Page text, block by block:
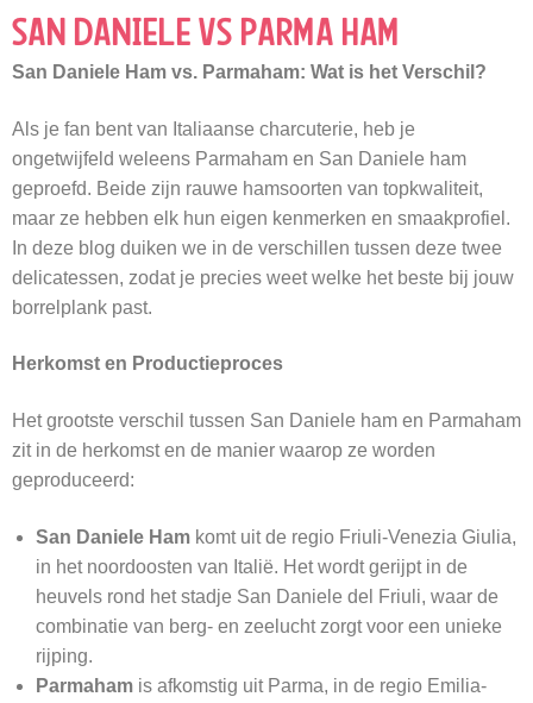
SAN DANIELE VS PARMA HAM
San Daniele Ham vs. Parmaham: Wat is het Verschil?
Als je fan bent van Italiaanse charcuterie, heb je
ongetwijfeld weleens Parmaham en San Daniele ham
geproefd. Beide zijn rauwe hamsoorten van topkwaliteit,
maar ze hebben elk hun eigen kenmerken en smaakprofiel.
In deze blog duiken we in de verschillen tussen deze twee
delicatessen, zodat je precies weet welke het beste bij jouw
borrelplank past.
Herkomst en Productieproces
Het grootste verschil tussen San Daniele ham en Parmaham
zit in de herkomst en de manier waarop ze worden
geproduceerd:
San Daniele Ham komt uit de regio Friuli-Venezia Giulia,
in het noordoosten van Italië. Het wordt gerijpt in de
heuvels rond het stadje San Daniele del Friuli, waar de
combinatie van berg- en zeelucht zorgt voor een unieke
rijping.
Parmaham is afkomstig uit Parma, in de regio Emilia-